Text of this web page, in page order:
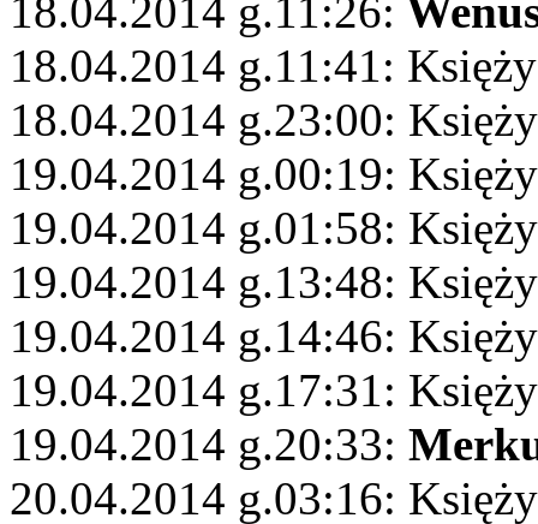
18.04.2014 g.11:26:
18.04.2014 g.11:41:
18.04.2014 g.23:00:
19.04.2014 g.00:19:
19.04.2014 g.01:58:
19.04.2014 g.13:48:
19.04.2014 g.14:46:
19.04.2014 g.17:31:
19.04.2014 g.20:33:
20.04.2014 g.03:16: